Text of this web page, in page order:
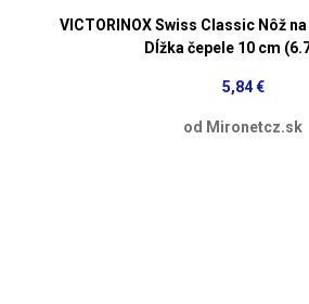
VICTORINOX Swiss Classic Nôž
Dĺžka čepele 10 cm
5,84 €
od Mironetcz.sk